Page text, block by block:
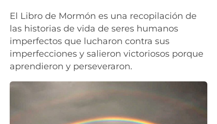
El Libro de Mormón es una recopilación de
las historias de vida de seres humanos
imperfectos que lucharon contra sus
imperfecciones y salieron victoriosos porque
aprendieron y perseveraron.